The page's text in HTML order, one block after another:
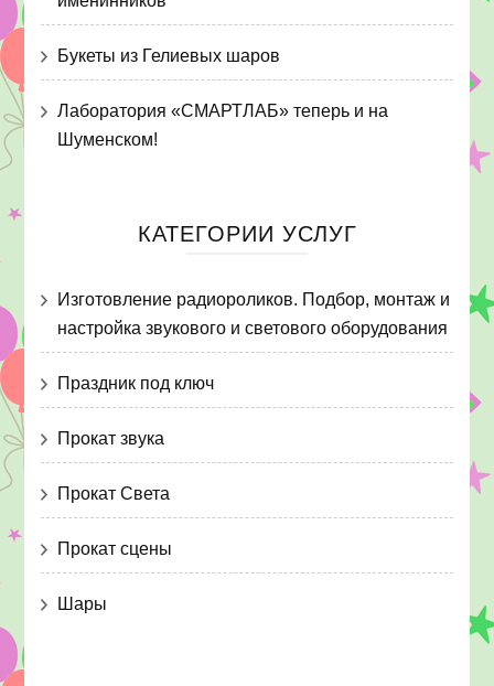
Букеты из Гелиевых шаров
Лаборатория «СМАРТЛАБ» теперь и на
Шуменском!
КАТЕГОРИИ УСЛУГ
Изготовление радиороликов. Подбор, монтаж и
настройка звукового и светового оборудования
Праздник под ключ
Прокат звука
Прокат Света
Прокат сцены
Шары